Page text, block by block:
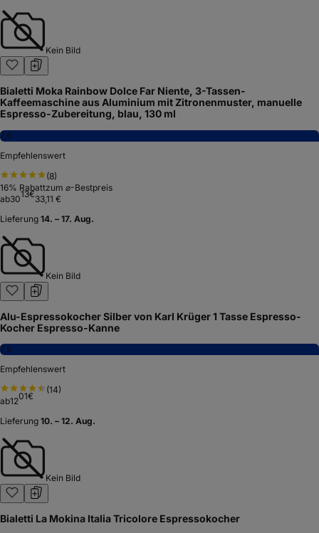
Kein Bild
Bialetti Moka Rainbow Dolce Far Niente, 3-Tassen-
Kaffeemaschine aus Aluminium mit Zitronenmuster, manuelle
Espresso-Zubereitung, blau, 130 ml
7,8
Empfehlenswert
(8)
16% Rabattzum ⌀-Bestpreis
ab3013€33,11 €
Lieferung 14. – 17. Aug.
Kein Bild
Alu-Espressokocher Silber von Karl Krüger 1 Tasse Espresso-
Kocher Espresso-Kanne
7,5
Empfehlenswert
(14)
ab1201€
Lieferung 10. – 12. Aug.
Kein Bild
Bialetti La Mokina Italia Tricolore Espressokocher